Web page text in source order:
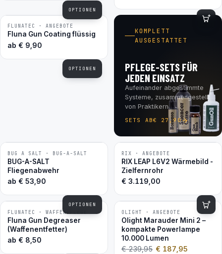
OPTIONEN
BESTSELLER
FLUNATEC · ANGEBOTE
Fluna Gun Coating flüssig
ab € 9,90
OPTIONEN
KOMPLETT
AUSGESTATTET
PFLEGE-SETS FÜR
JEDEN EINSATZ
Aufeinander abgestimmte
Systeme, zusammengestellt
von Praktikern.
SETS AB€ 27,90
BESTSELLER
BUG A SALT · BUG-A-SALT
BUG-A-SALT
Fliegenabwehr
ab € 53,90
OPTIONEN
RIX · ANGEBOTE
RIX LEAP L6V2 Wärmebild -
Zielfernrohr
€ 3.119,00
BESTSELLER
FLUNATEC · WAFFENPFLEGE
Fluna Gun Degreaser
(Waffenentfetter)
ab € 8,50
−22 %
OLIGHT · ANGEBOTE
Olight Marauder Mini 2 –
kompakte Powerlampe
10.000 Lumen
€239,95 € 187,95